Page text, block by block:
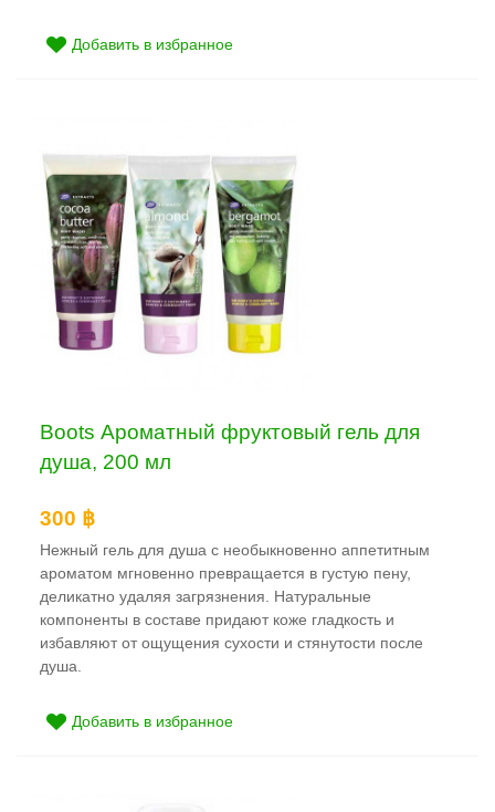
Добавить в избранное
Boots Ароматный фруктовый гель для
душа, 200 мл
300 ฿
Нежный гель для душа с необыкновенно аппетитным
ароматом мгновенно превращается в густую пену,
деликатно удаляя загрязнения. Натуральные
компоненты в составе придают коже гладкость и
избавляют от ощущения сухости и стянутости после
душа.
Добавить в избранное